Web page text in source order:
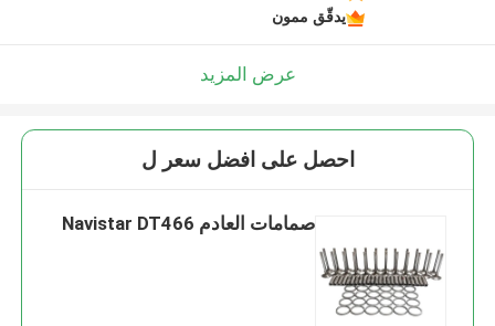
يدقّق ممون
عرض المزيد
احصل على افضل سعر ل
صمامات العادم Navistar DT466